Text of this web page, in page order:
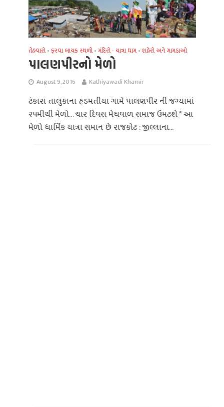
તેહવારો • ફરવા લાયક સ્થળો • મંદિરો - યાત્રા ધામ • શહેરો અને ગામડાઓ
પાલણપીરનો મેળો
August 9, 2016 Kathiyawadi Khamir
ટંકારા તાલુકાના હડમતીયા ગામે પાલણપીર ની જગ્‍યામાં
૨૫મીથી મેળો… ચાર દિવસ મેઘવાળ સમાજ ઉમટશે * આ
મેળો ધાર્મિક યાત્રા સમાન છે રાજકોટ : જીલ્લાના...